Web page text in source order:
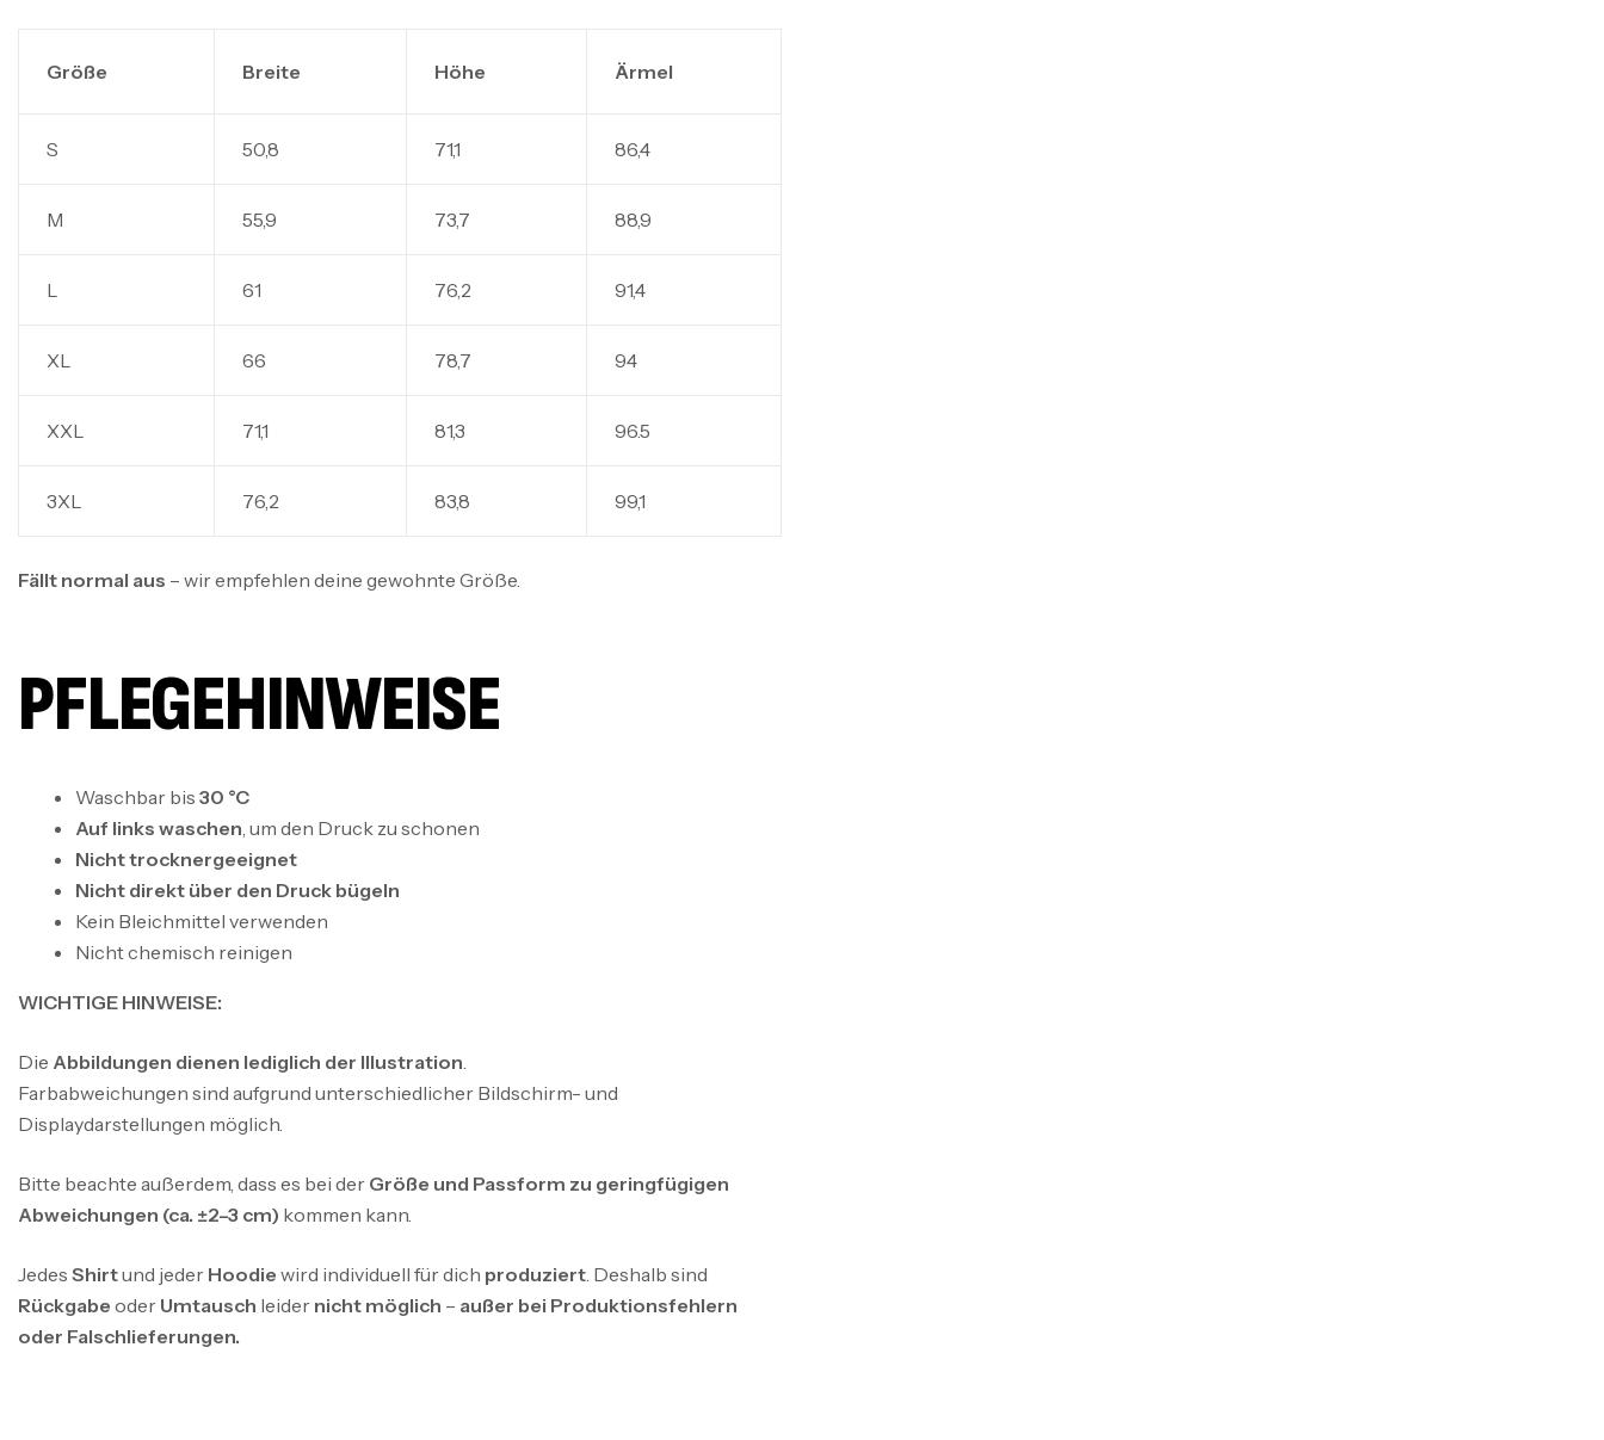
Größe Breite Höhe Ärmel
S 50,8 71,1 86,4
M 55,9 73,7 88,9
L 61 76,2 91,4
XL 66 78,7 94
XXL 71,1 81,3 96.5
3XL 76,2 83,8 99,1
Fällt normal aus – wir empfehlen deine gewohnte Größe.
PFLEGEHINWEISE
Waschbar bis 30 °C
Auf links waschen, um den Druck zu schonen
Nicht trocknergeeignet
Nicht direkt über den Druck bügeln
Kein Bleichmittel verwenden
Nicht chemisch reinigen
WICHTIGE HINWEISE:
Die Abbildungen dienen lediglich der Illustration.
Farbabweichungen sind aufgrund unterschiedlicher Bildschirm- und
Displaydarstellungen möglich.
Bitte beachte außerdem, dass es bei der Größe und Passform zu geringfügigen
Abweichungen (ca. ±2–3 cm) kommen kann.
Jedes Shirtund jeder Hoodie wird individuell für dich produziert. Deshalb sind
Rückgabe oder Umtausch leider nicht möglich – außer bei Produktionsfehlern
oder Falschlieferungen.